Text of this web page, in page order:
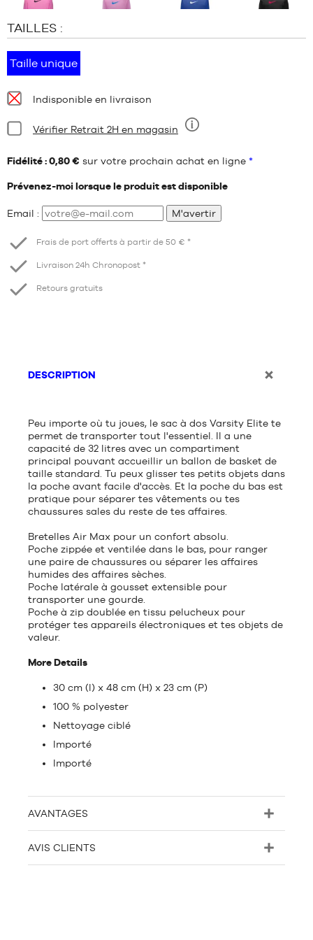
TAILLES :
Taille unique
Disponibilité
:
Indisponible en livraison
Condition:
Neuf
Vérifier Retrait 2H en magasin
Fidélité : 0,80 € sur votre prochain achat en ligne *
Prévenez-moi lorsque le produit est disponible
Email : M'avertir
Frais de port offerts à partir de 50 € *
Livraison 24h Chronopost *
Retours gratuits
DESCRIPTION
Peu importe où tu joues, le sac à dos Varsity Elite te
permet de transporter tout l'essentiel. Il a une
capacité de 32 litres avec un compartiment
principal pouvant accueillir un ballon de basket de
taille standard. Tu peux glisser tes petits objets dans
la poche avant facile d'accès. Et la poche du bas est
pratique pour séparer tes vêtements ou tes
chaussures sales du reste de tes affaires.
Bretelles Air Max pour un confort absolu.
Poche zippée et ventilée dans le bas, pour ranger
une paire de chaussures ou séparer les affaires
humides des affaires sèches.
Poche latérale à gousset extensible pour
transporter une gourde.
Poche à zip doublée en tissu pelucheux pour
protéger tes appareils électroniques et tes objets de
valeur.
More Details
30 cm (l) x 48 cm (H) x 23 cm (P)
100 % polyester
Nettoyage ciblé
Importé
Importé
AVANTAGES
AVIS CLIENTS